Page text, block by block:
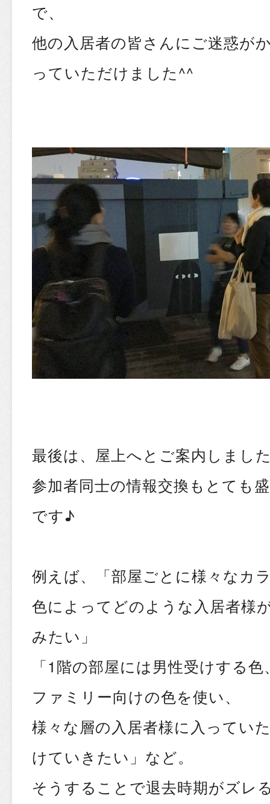
で、
他の入居者の皆さんにご迷惑が
っていただけました^^
最後は、屋上へとご案内しまし
参加者同士の情報交換もとても
です♪
例えば、「部屋ごとに様々なカ
色によってどのような入居者様
みたい」
「1階の部屋には男性受けする
ファミリー向けの色を使い、
様々な層の入居者様に入ってい
けていきたい」など。
そうすることで退去時期がズレ